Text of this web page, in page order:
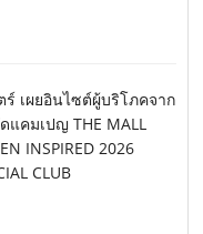
เผยอินไซต์ผู้บริโภคจาก
แคมเปญ THE MALL
INSPIRED 2026
CLUB